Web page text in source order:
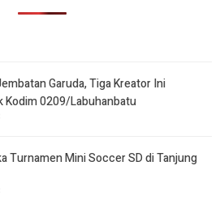
Garuda, Tiga Kreator Ini
Kodim 0209/Labuhanbatu
Turnamen Mini Soccer SD di Tanjung